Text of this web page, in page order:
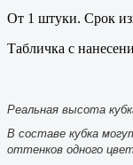
От 1 штуки. Срок
Табличка с
Реальная высота
В составе кубка
оттенков одного